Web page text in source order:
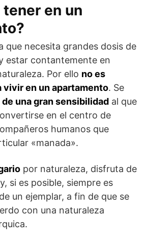
en un
que necesita grandes dosis de
estar contantemente en
Por ello no es
vivir en un apartamento. Se
de una gran sensibilidad al que
en el centro de
humanos que
«manada».
por naturaleza, disfruta de
si es posible, siempre es
un ejemplar, a fin de que se
con una naturaleza